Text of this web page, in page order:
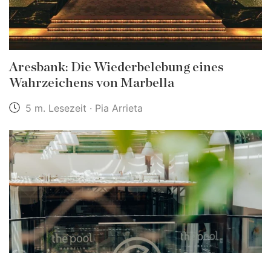
Aresbank: Die Wiederbelebung eines
Wahrzeichens von Marbella
5 m. Lesezeit · Pia Arrieta